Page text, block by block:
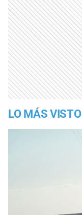
LO MÁS VISTO